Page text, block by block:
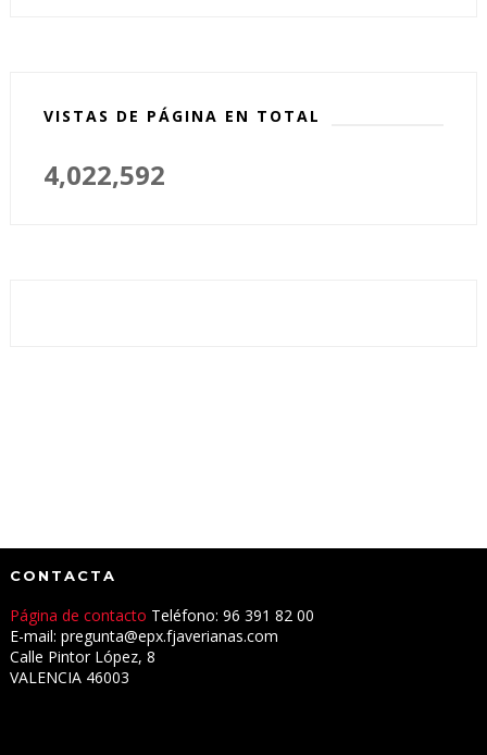
VISTAS DE PÁGINA EN TOTAL
4,022,592
CONTACTA
Página de contacto Teléfono: 96 391 82 00
E-mail: pregunta@epx.fjaverianas.com
Calle Pintor López, 8
VALENCIA 46003